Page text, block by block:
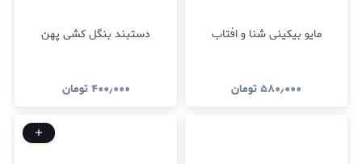
مایو بیکینی شنا و افتاب
۵۸۰٫۰۰۰تومان
دستبند بنگل کشی پهن
۴۰۰٫۰۰۰ تومان